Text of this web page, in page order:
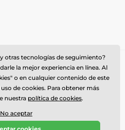
⦁ Tienda electrónica creada por
otras tecnologías de seguimiento?
la mejor experiencia en línea. Al
o en cualquier contenido de este
de cookies. Para obtener más
nuestra política de cookies.
No aceptar